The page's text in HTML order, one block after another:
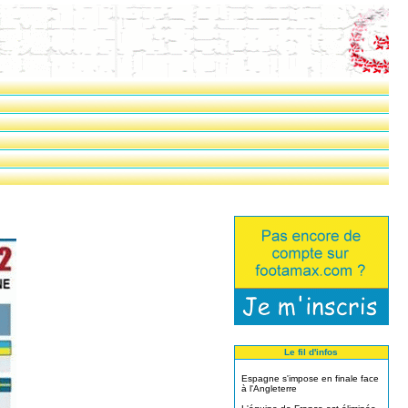
Le fil d'infos
Espagne s'impose en finale face
à l'Angleterre
L'équipe de France est éliminée